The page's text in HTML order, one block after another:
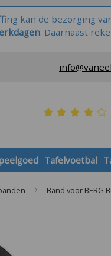
kan de bezorging
. Daarnaast
Tafelvoetbal
Band voor BERG